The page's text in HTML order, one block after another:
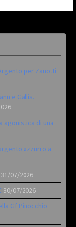
per Zanotti
e Gallis.
agonistica di una
azzurro a
31/07/2026
30/07/2026
Gf Pinocchio